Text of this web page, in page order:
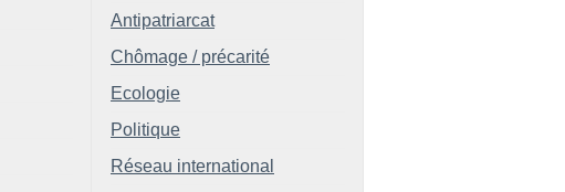
Antipatriarcat
Chômage / précarité
Ecologie
Politique
Réseau international